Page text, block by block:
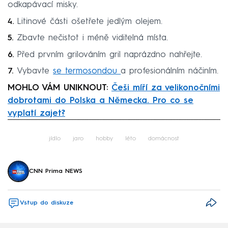
odkapávací misky.
Litinové části ošetřete jedlým olejem.
Zbavte nečistot i méně viditelná místa.
Před prvním grilováním gril naprázdno nahřejte.
Vybavtese termosondoua profesionálním náčiním.
MOHLO VÁM UNIKNOUT: Češi míří za velikonočními
dobrotami do Polska a Německa. Pro co se
vyplatí zajet?
jídlo jaro hobby léto domácnost
CNN Prima NEWS
Vstup do diskuze